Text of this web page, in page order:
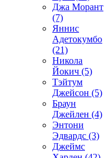
Джа Морант
(7)
Яннис
Адетокумбо
(21)
Никола
Йокич (5)
Тэйтум
Джейсон (5)
Браун
Джейлен (4)
Энтони
Эдвардс (3)
Джеймс